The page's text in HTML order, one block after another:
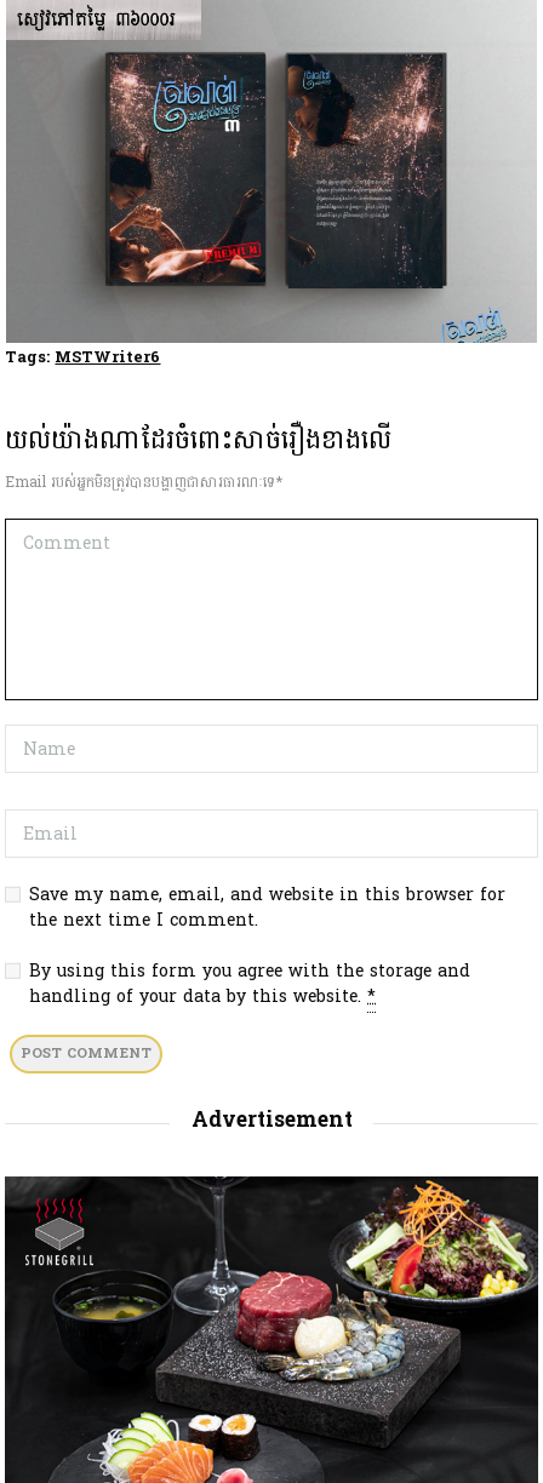
Tags:MSTWriter6
យល់យ៉ាងណាដែរចំពោះសាច់រឿងខាងលើ
Email របស់អ្នកមិនត្រូវបានបង្ហាញជាសារធារណៈទេ*
Save my name, email, and website in this browser for
the next time I comment.
By using this form you agree with the storage and
handling of your data by this website.*
Advertisement